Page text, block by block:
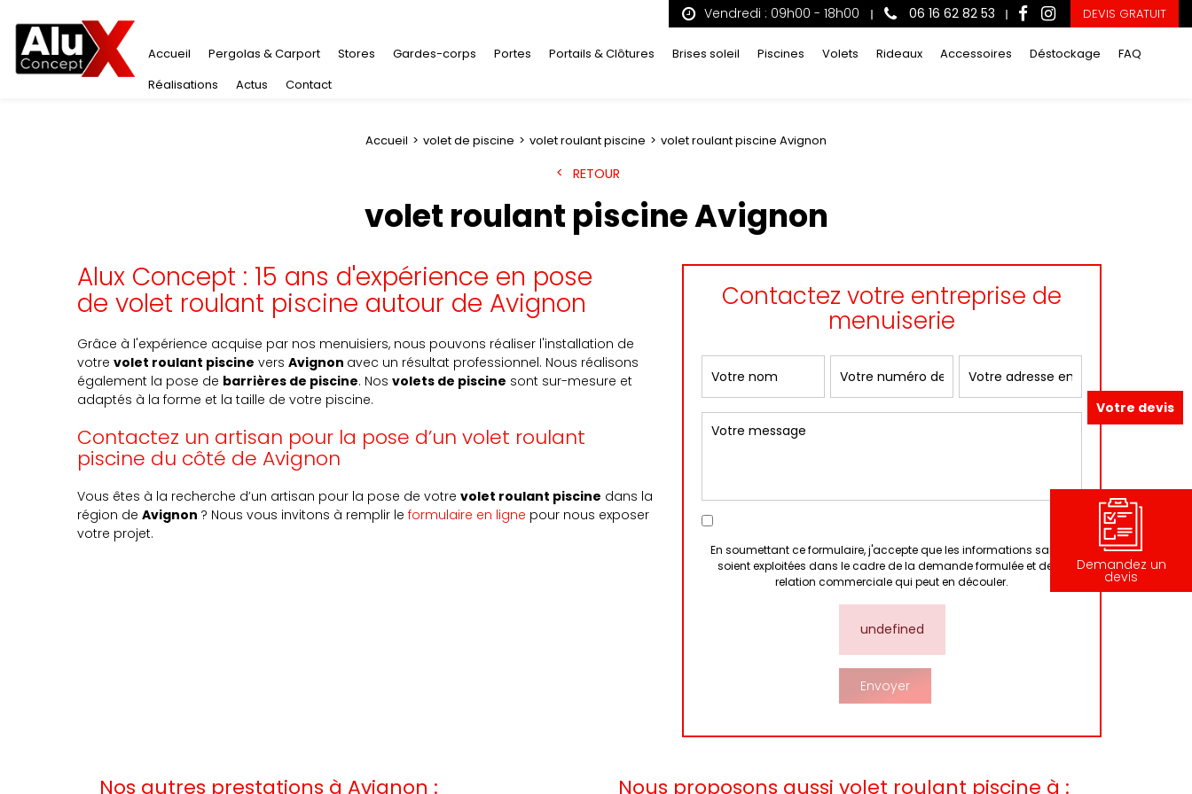
Vendredi : 09h00 - 18h00 06 16 62 82 53 DEVIS GRATUIT
Accueil Pergolas & Carport Stores Gardes-corps Portes Portails & Clôtures Brises soleil Piscines Volets Rideaux Accessoires Déstockage
FAQ
Réalisations
Actus Contact
Accueil volet de piscine volet roulant piscine volet roulant piscine Avignon
RETOUR
volet roulant piscine Avignon
Alux Concept : 15 ans d'expérience en pose
de volet roulant piscine autour de Avignon
Grâce à l'expérience acquise par nos menuisiers, nous pouvons réaliser l'installation de
votre volet roulant piscine vers Avignon avec un résultat professionnel. Nous réalisons
également la pose de barrières de piscine. Nos volets de piscine sont sur-mesure et
adaptés à la forme et la taille de votre piscine.
Contactez un artisan pour la pose d’un volet roulant
piscine du côté de Avignon
Vous êtes à la recherche d’un artisan pour la pose de votre volet roulant piscine dans la
région de Avignon ? Nous vous invitons à remplir le formulaire en ligne pour nous exposer
votre projet.
Contactez votre entreprise de
menuiserie
En soumettant ce formulaire, j'accepte que les informations saisies
soient exploitées dans le cadre de la demande formulée et de la
relation commerciale qui peut en découler.
undefined
Nos autres prestations à Avignon : Nous proposons aussi volet roulant piscine à :
Votre devis
Demandez un
devis